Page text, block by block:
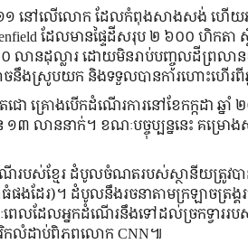
នៅ​លើ​លោក​ ដែល​កំពុង​សាងសង់ ហើយអាច​
ដែលមានផ្ទៃដីសរុប ២ ៦០០ ហិកត
ាន​ដុល្លារ ដោយ​មិន​រាប់​បញ្ចូល​ដី​ព្រលា
ច​នឹង​ស្រូប​យក និង​ទទួល​បាន​ការហោះហើរពីឆ្
ោ គ្រោង​​​បើក​ដំណើរការ​នៅ​ខែ​កក្កដា​ ឆ្ន
១៣​ លាន​នាក់។ ខណៈបច្ចុប្បន្ននេះ គម្រ
របស់​ខ្មែរ​ ដំបូល​ចំណត​របស់​ស្ថានីយ​ត្រូវ​ប
ង​ដែរ)។ ដំបូល​នឹង​រចនា​តាម​ក្រឡា​ចត្រង្គ​រ
េល​ដែល​អ្នក​ដំណើរ​នឹង​ទៅ​ដល់​ច្រក​ទ្វារ​រ
េរិក​លំដាប់ពិភពលោក CNN៕